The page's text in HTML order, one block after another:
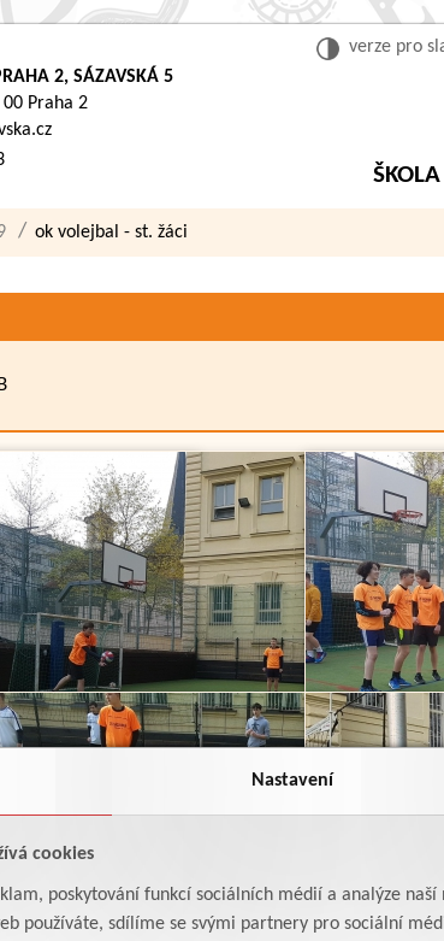
Nastavení
cookies
poskytování funkcí sociálních médií a analýze
používáte, sdílíme se svými partnery pro sociální
verze pro
2, SÁZAVSKÁ 5
00 Praha 2
ŠKOLA
ok volejbal - st. žáci